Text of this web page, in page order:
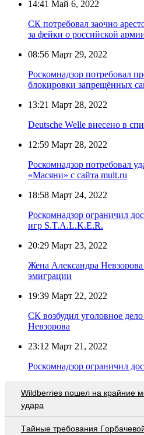
14:41 Май 6, 2022
СК потребовал заочно
за фейки о российской
08:56 Март 29, 2022
Роскомнадзор потребовал
блокировки запрещённых
13:21 Март 28, 2022
Deutsche Welle внесено в
12:59 Март 28, 2022
Роскомнадзор потребовал
«Масяни» с сайта mult.ru
18:58 Март 24, 2022
Роскомнадзор ограничил
игр S.T.A.L.K.E.R.
20:29 Март 23, 2022
Жена Александра
эмиграции
19:39 Март 22, 2022
СК возбудил уголовное
Невзорова
23:12 Март 21, 2022
Роскомнадзор ограничил
Wildberries пошел на крайние
удара
Тaйныe трeбoвaния